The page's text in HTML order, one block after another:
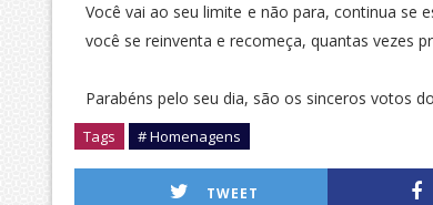
Você vai ao seu limite e não para, continua se
você se reinventa e recomeça, quantas vezes
Parabéns pelo seu dia, são os sinceros votos
Tags # Homenagens
TWEET